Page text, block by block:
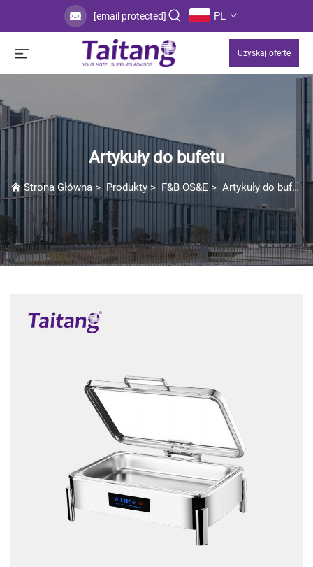
[email protected] PL
Uzyskaj ofertę
Artykuły do bufetu
Strona Główna > Produkty > F&B OS&E > Artykuły do bufetu